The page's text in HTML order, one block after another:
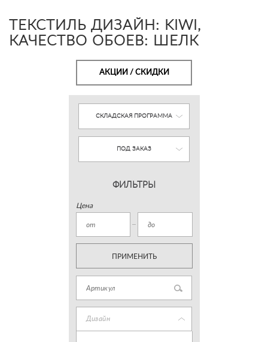
ТЕКСТИЛЬ ДИЗАЙН: KIWI,
КАЧЕСТВО ОБОЕВ: ШЕЛК
АКЦИИ / СКИДКИ
СКЛАДСКАЯ ПРОГРАММА
ПОД ЗАКАЗ
ФИЛЬТРЫ
Цена
ПРИМЕНИТЬ
Дизайн